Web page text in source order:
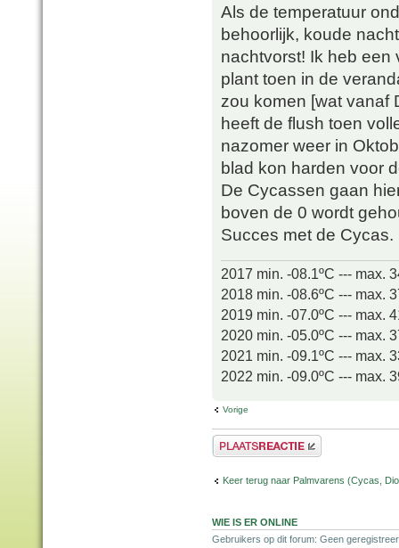
Als de temperatuur
behoorlijk, koude
nachtvorst! Ik heb een
plant toen in de
zou komen [wat vanaf
heeft de flush toen
nazomer weer in
blad kon harden voor
De Cycassen gaan
boven de 0 wordt
Succes met de Cycas.
2017 min. -08.1ºC --- max.
2018 min. -08.6ºC --- max.
2019 min. -07.0ºC --- max.
2020 min. -05.0ºC --- max.
2021 min. -09.1ºC --- max.
2022 min. -09.0ºC --- max.
Vorige
Plaats een reactie
Keer terug naar Palmvarens (Cycas,
WIE IS ER ONLINE
Gebruikers op dit forum: Geen